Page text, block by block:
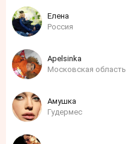
Елена
Россия
Apelsinka
Московская область
Амушка
Гудермес